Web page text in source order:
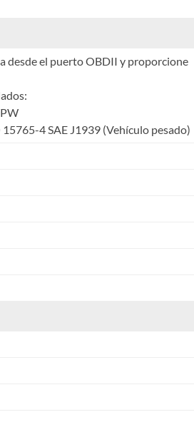
desde el puerto OBDII y proporcione
4 SAE J1939 (Vehículo pesado)